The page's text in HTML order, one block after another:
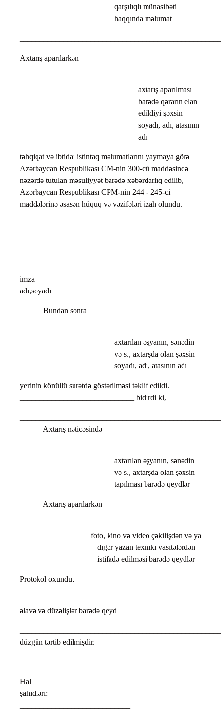
qarşılıqlı münasibəti
haqqında məlumat
Axtarış aparılarkən
axtarış aparılması
barədə qərarın elan
edildiyi şəxsin
soyadı, adı, atasının
adı
təhqiqat və ibtidai istintaq məlumatlarını yaymaya görə
Azərbaycan Respublikası CM-nin 300-cü maddəsində
nəzərdə tutulan məsuliyyət barədə xəbərdarlıq edilib,
Azərbaycan Respublikası CPM-nin 244 - 245-ci
maddələrinə əsasən hüquq və vəzifələri izah olundu.
imza
adı,soyadı
Bundan sonra
axtarılan əşyanın, sənədin
və s., axtarşda olan şəxsin
soyadı, adı, atasının adı
yerinin könüllü surətdə göstərilməsi təklif edildi.
_____________________________ bidirdi ki,
Axtarış nəticəsində
axtarılan əşyanın, sənədin
və s., axtarşda olan şəxsin
tapılması barədə qeydlər
Axtarış aparılarkən
foto, kino və video çəkilişdən və ya
digər yazan texniki vasitələrdən
istifadə edilməsi barədə qeydlər
Protokol oxundu,
əlavə və düzəlişlər barədə qeyd
düzgün tərtib edilmişdir.
Hal